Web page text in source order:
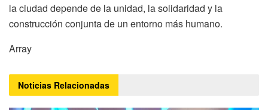
la ciudad depende de la unidad, la solidaridad y la
construcción conjunta de un entorno más humano.
Array
Noticias Relacionadas